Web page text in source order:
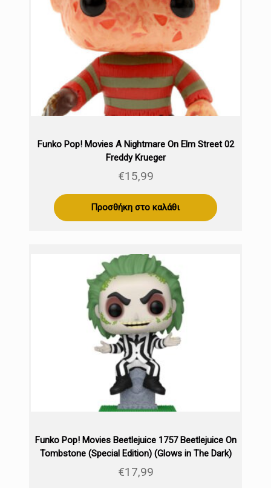
Funko Pop! Movies A Nightmare On Elm Street 02
Freddy Krueger
€15,99
Προσθήκη στο καλάθι
Funko Pop! Movies Beetlejuice 1757 Beetlejuice On
Tombstone (Special Edition) (Glows in The Dark)
€17,99